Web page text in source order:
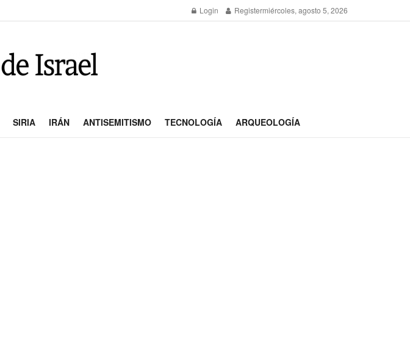
Login Registermiércoles, agosto 5, 2026
SIRIA IRÁN ANTISEMITISMO TECNOLOGÍA ARQUEOLOGÍA